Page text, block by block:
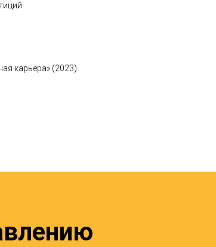
карьера» (2023)